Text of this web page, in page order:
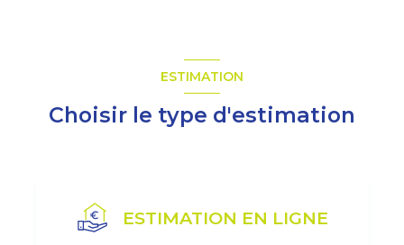
ESTIMATION
Choisir le type d'estimation
ESTIMATION EN LIGNE